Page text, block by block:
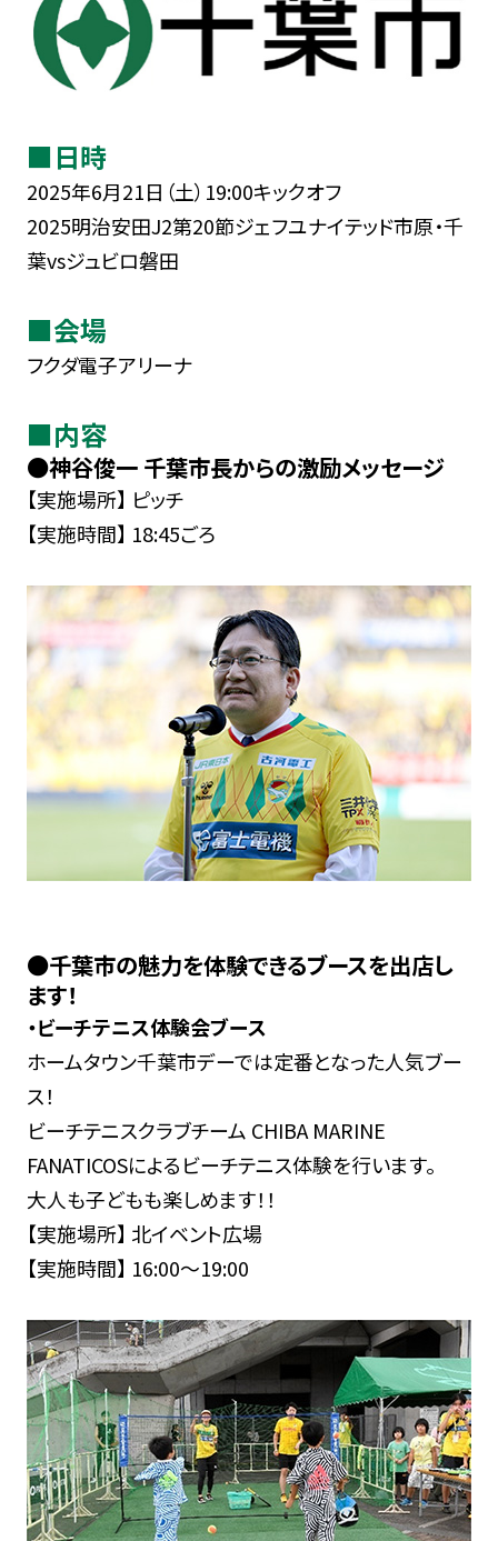
■日時
2025年6月21日（土）19:00キックオフ
2025明治安田J2第20節ジェフユナイテッド市原・千
葉vsジュビロ磐田
■会場
フクダ電子アリーナ
■内容
●神谷俊一 千葉市長からの激励メッセージ
【実施場所】 ピッチ
【実施時間】 18:45ごろ
●千葉市の魅力を体験できるブースを出店し
ます！
・ビーチテニス体験会ブース
ホームタウン千葉市デーでは定番となった人気ブー
ス！
ビーチテニスクラブチーム CHIBA MARINE
FANATICOSによるビーチテニス体験を行います。
大人も子どもも楽しめます！！
【実施場所】 北イベント広場
【実施時間】 16:00～19:00